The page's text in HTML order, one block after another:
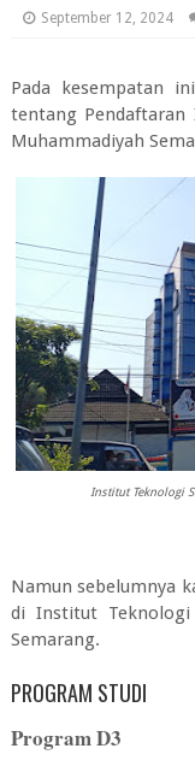
September 12, 2024
Pada kesempatan
tentang
Muhammadiyah
Institut Teknologi
Namun sebelumnya
diInstitut
Semarang.
PROGRAM STUDI
Program D3